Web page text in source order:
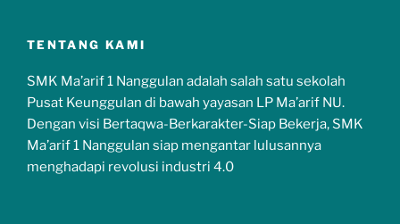
TENTANG KAMI
SMK Ma’arif 1 Nanggulan adalah salah satu sekolah
Pusat Keunggulan di bawah yayasan LP Ma’arif NU.
Dengan visi Bertaqwa-Berkarakter-Siap Bekerja, SMK
Ma’arif 1 Nanggulan siap mengantar lulusannya
menghadapi revolusi industri 4.0